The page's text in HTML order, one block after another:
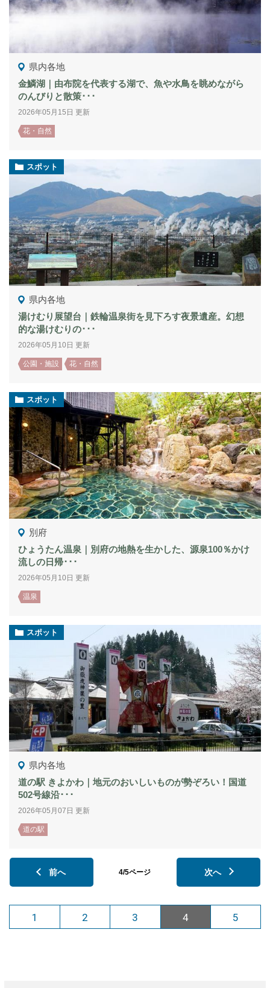
県内各地
金鱗湖｜由布院を代表する湖で、魚や水鳥を眺めながら
のんびりと散策･･･
2026年05月15日 更新
花・自然
スポット
県内各地
湯けむり展望台｜鉄輪温泉街を見下ろす夜景遺産。幻想
的な湯けむりの･･･
2026年05月10日 更新
公園・施設 花・自然
スポット
別府
ひょうたん温泉｜別府の地熱を生かした、源泉100％かけ
流しの日帰･･･
2026年05月10日 更新
温泉
スポット
県内各地
道の駅 きよかわ｜地元のおいしいものが勢ぞろい！国道
502号線沿･･･
2026年05月07日 更新
道の駅
前へ 4/5ページ 次へ
1 2 3 4 5